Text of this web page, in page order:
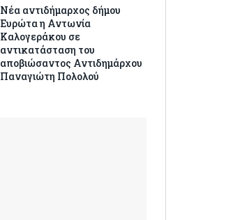
Νέα αντιδήμαρχος δήμου
Ευρώτα η Αντωνία
Καλογεράκου σε
αντικατάσταση του
αποβιώσαντος Αντιδημάρχου
Παναγιώτη Πολολού